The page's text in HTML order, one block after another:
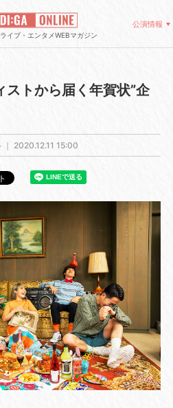
イブ・エンタメWEBマガジン
公演情報
トから届く年賀状”企
2020.12.11 15:00